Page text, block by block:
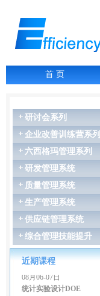
首 页
研讨会系列
企业改善训练营系列
六西格玛管理系列
研发管理系统
质量管理系统
生产管理系统
供应链管理系统
综合管理技能提升
近期课程
07月06-07日
故障树分析FTA
07月16-17日
LCIA低成本智能...
07月27-28日
GD&T尺寸链公差叠...
07月27-28日
精益生产管理
08月03-04日
几何尺寸和公差（G...
统计实验设计DOE
08月13-14日